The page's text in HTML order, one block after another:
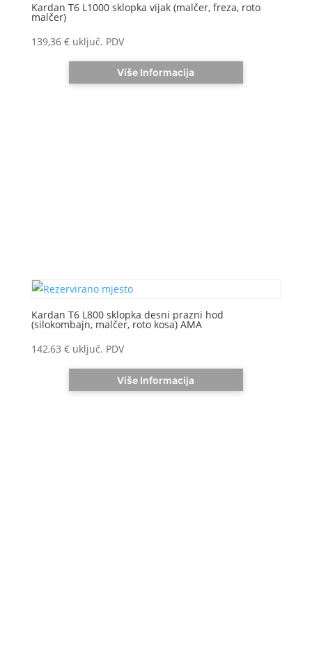
Kardan T6 L1000 sklopka vijak (malčer, freza, roto
malčer)
139,36 € uključ. PDV
Više Informacija
Kardan T6 L800 sklopka desni prazni hod
(silokombajn, malčer, roto kosa) AMA
142,63 € uključ. PDV
Više Informacija